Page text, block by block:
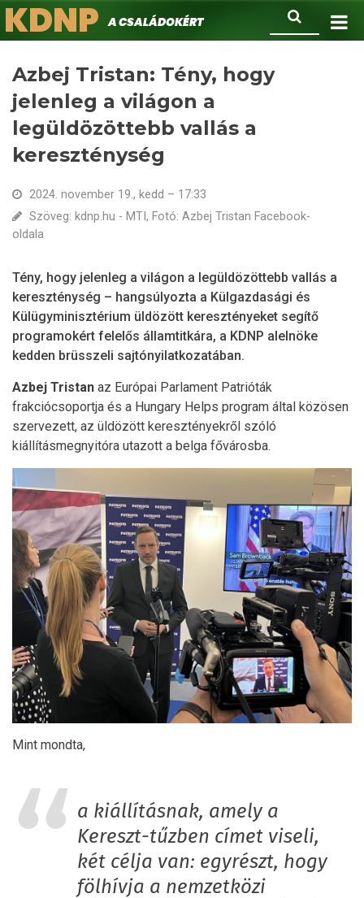
Ugrás
a
Keresés
KDNPA családokért.
Azbej Tristan: Tény, hogy
jelenleg a világon a
legüldözöttebb vallás a
kereszténység
2024. november 19., kedd – 17:33
Szöveg: kdnp.hu - MTI, Fotó: Azbej Tristan Facebook-
oldala
Tény, hogy jelenleg a világon a legüldözöttebb vallás a
kereszténység – hangsúlyozta a Külgazdasági és
Külügyminisztérium üldözött keresztényeket segítő
programokért felelős államtitkára, a KDNP alelnöke
kedden brüsszeli sajtónyilatkozatában.
Azbej Tristan az Európai Parlament Patrióták
frakciócsoportja és a Hungary Helps program által közösen
szervezett, az üldözött keresztényekről szóló
kiállításmegnyitóra utazott a belga fővárosba.
Mint mondta,
a kiállításnak, amely a
Kereszt-tűzben címet viseli,
két célja van: egyrészt, hogy
fölhívja a nemzetközi